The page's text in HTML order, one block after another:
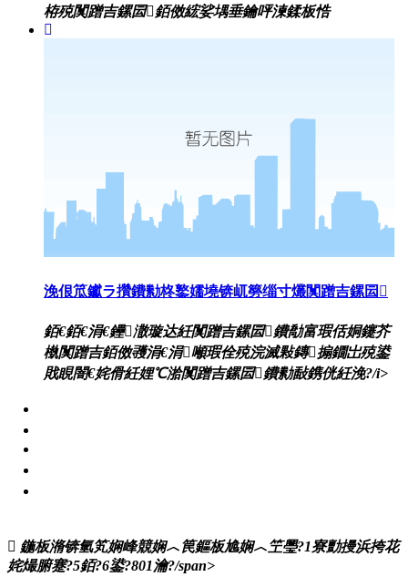
栫殑闃蹭吉鏍囩銆傚綋娑堣垂鑰呯湅鍒板悎
浼佷笟钀ラ攢鐨勬柊鐜嬬墝锛屼簩缁寸爜闃蹭吉鏍囩
銆€銆€涓€鑸潵璇达紝闃蹭吉鏍囩鐨勪富瑕佸姛鑳芥
槸闃蹭吉銆傚彟涓€涓噸瑕佺殑浣滅敤鏄搧鐗岀殑鍙
戝睍闇€姹傦紝娌℃湁闃蹭吉鏍囩鐨勬敮鎸侊紝浼?/i>
鍦板潃锛氫笂娴峰競娴︿笢鏂板尯娴︿笁璺?1寮勯摱浜挎花
姹熶腑蹇?5銆?6鍙?801瀹?/span>